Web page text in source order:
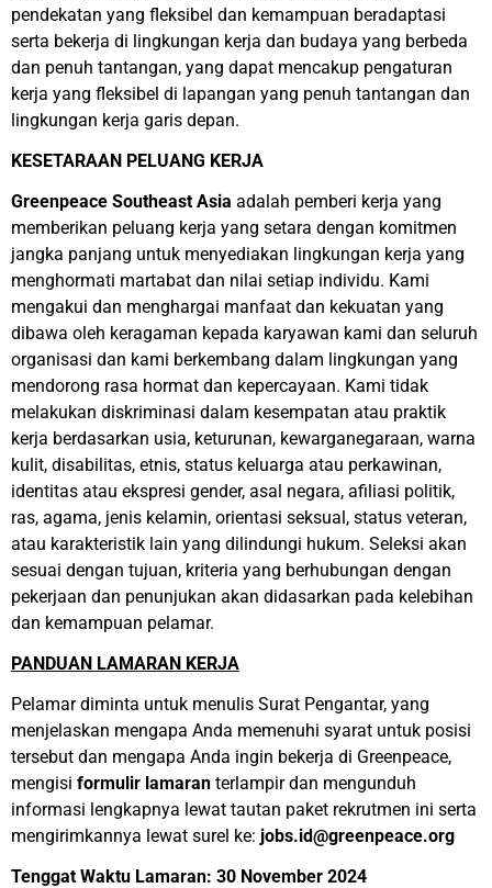
pendekatan yang fleksibel dan kemampuan beradaptasi
serta bekerja di lingkungan kerja dan budaya yang berbeda
dan penuh tantangan, yang dapat mencakup pengaturan
kerja yang fleksibel di lapangan yang penuh tantangan dan
lingkungan kerja garis depan.
KESETARAAN PELUANG KERJA
Greenpeace Southeast Asia adalah pemberi kerja yang
memberikan peluang kerja yang setara dengan komitmen
jangka panjang untuk menyediakan lingkungan kerja yang
menghormati martabat dan nilai setiap individu. Kami
mengakui dan menghargai manfaat dan kekuatan yang
dibawa oleh keragaman kepada karyawan kami dan seluruh
organisasi dan kami berkembang dalam lingkungan yang
mendorong rasa hormat dan kepercayaan. Kami tidak
melakukan diskriminasi dalam kesempatan atau praktik
kerja berdasarkan usia, keturunan, kewarganegaraan, warna
kulit, disabilitas, etnis, status keluarga atau perkawinan,
identitas atau ekspresi gender, asal negara, afiliasi politik,
ras, agama, jenis kelamin, orientasi seksual, status veteran,
atau karakteristik lain yang dilindungi hukum. Seleksi akan
sesuai dengan tujuan, kriteria yang berhubungan dengan
pekerjaan dan penunjukan akan didasarkan pada kelebihan
dan kemampuan pelamar.
PANDUAN LAMARAN KERJA
Pelamar diminta untuk menulis Surat Pengantar, yang
menjelaskan mengapa Anda memenuhi syarat untuk posisi
tersebut dan mengapa Anda ingin bekerja di Greenpeace,
mengisi formulir lamaran terlampir dan mengunduh
informasi lengkapnya lewat tautan paket rekrutmen ini serta
mengirimkannya lewat surel ke: jobs.id@greenpeace.org
Tenggat Waktu Lamaran: 30 November 2024